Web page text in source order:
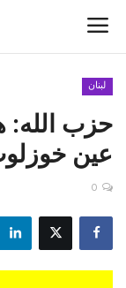
الأخبار
كتّابنا
اقتصاد
لبنان
حزب الله:
عين
0